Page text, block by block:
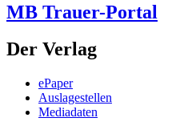
MB Trauer-Portal
Der Verlag
ePaper
Auslagestellen
Mediadaten